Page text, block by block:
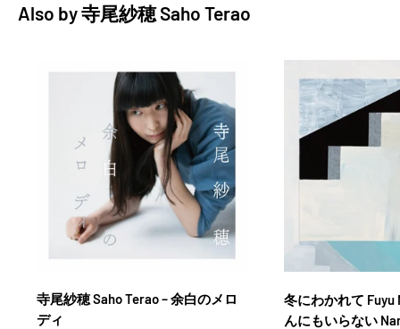
Also by寺尾紗穂 Saho Terao
寺尾紗穂 Saho Terao ‎– 余白のメロ
ディ
冬にわかれて Fuyu
んにもいらない